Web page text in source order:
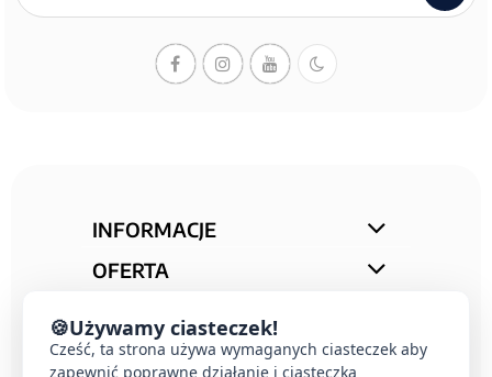
newslettera
INFORMACJE
OFERTA
KONTAKT
🍪Używamy ciasteczek!
Cześć, ta strona używa wymaganych ciasteczek aby
zapewnić poprawne działanie i ciasteczka